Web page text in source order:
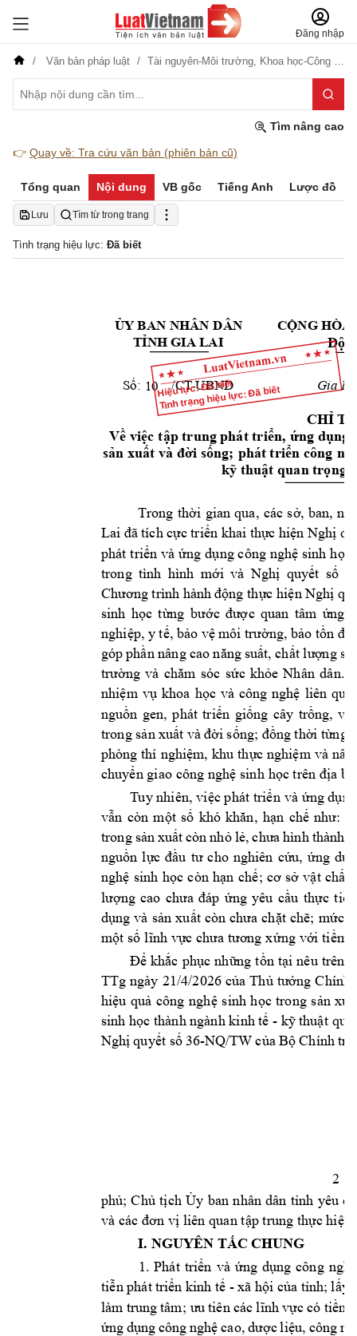
Đăng nhập
Văn bản pháp luật Tài nguyên-Môi trường, Khoa học-Công nghệ,
Tìm nâng cao
👉 Quay về: Tra cứu văn bản (phiên bản cũ)
Tổng quan Nội dung VB gốc Tiếng Anh Lược đồ
Lưu Tìm từ trong trang
Tình trạng hiệu lực: Đã biết
Hiệu lực: Đã biết
Tình trạng hiệu lực: Đã biết
ỦY BAN NHÂN DÂN
TỈNH GIA LAI
CỘNG HÒA
Độc
Số:
  /
CT-UBND Gia
CHỈ
Về việc tập trung phát triển, ứng dụng
sản xuất và đời sống; phát triển công
kỹ thuật quan trọng
Trong thời gian qua, các sở, ban,
Lai đã tích cực triển khai thực hiện Nghị qu
phát triển và ứng dụng công nghệ sinh học
trong tình hình mới và Nghị quyết số
Chương trình hành động thực hiện Nghị q
sinh học từng bước được quan tâm ứng
nghiệp, y tế, bảo vệ môi trường, bảo tồn
góp phần nâng cao năng suất, chất lượng s
trường và chăm sóc sức khỏe Nhân dân.
nhiệm vụ khoa học và công nghệ liên qua
nguồn gen, phát triển giống cây trồng,
trong sản xuất và đời sống; đồng thời từng
phòng thí nghiệm, khu thực nghiệm và nân
chuyển giao công nghệ sinh học trên địa
Tuy nhiên, việc phát triển và ứng dụ
vẫn còn một số khó khăn, hạn chế như:
trong sản xuất còn nhỏ lẻ, chưa hình thành
nguồn lực đầu tư cho nghiên cứu, ứng
nghệ sinh học còn hạn chế; cơ sở vật chất,
lượng cao chưa đáp ứng yêu cầu thực tiễn
dụng và sản xuất còn chưa chặt chẽ; mức
một số lĩnh vực chưa tương xứng với tiềm
Để khắc phục những tồn tại nêu trên,
TTg ngày 21/4/2026 của Thủ tướng Chính
hiệu quả công nghệ sinh học trong sản
sinh học thành ngành kinh tế - kỹ thuật qua
Nghị quyết số 36-NQ/TW của Bộ Chính trị
10
2
phủ; Chủ tịch Ủy ban nhân dân tỉnh yêu c
và các đơn vị liên quan tập trung thực hiện
I. NGUYÊN TẮC CHUNG
1. Phát triển và ứng dụng công
tiễn phát triển kinh tế - xã hội của tỉnh; lấy
làm trung tâm; ưu tiên các lĩnh vực có tiềm
ứng dụng công nghệ cao, dược liệu, công